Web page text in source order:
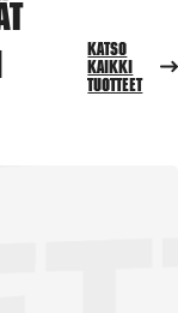
Katso
kaikki
tuotteet